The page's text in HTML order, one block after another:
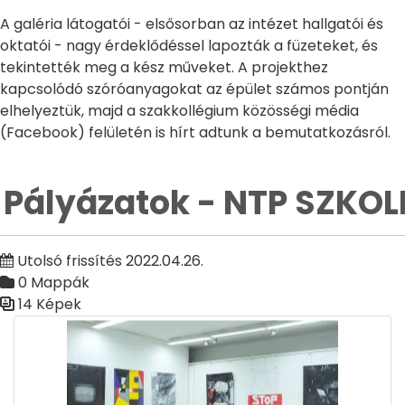
A galéria látogatói - elsősorban az intézet hallgatói és
oktatói - nagy érdeklődéssel lapozták a füzeteket, és
tekintették meg a kész műveket. A projekthez
kapcsolódó szóróanyagokat az épület számos pontján
elhelyeztük, majd a szakkollégium közösségi média
(Facebook) felületén is hírt adtunk a bemutatkozásról.
Pályázatok - NTP
Utolsó frissítés 2022.04.26.
0 Mappák
14 Képek